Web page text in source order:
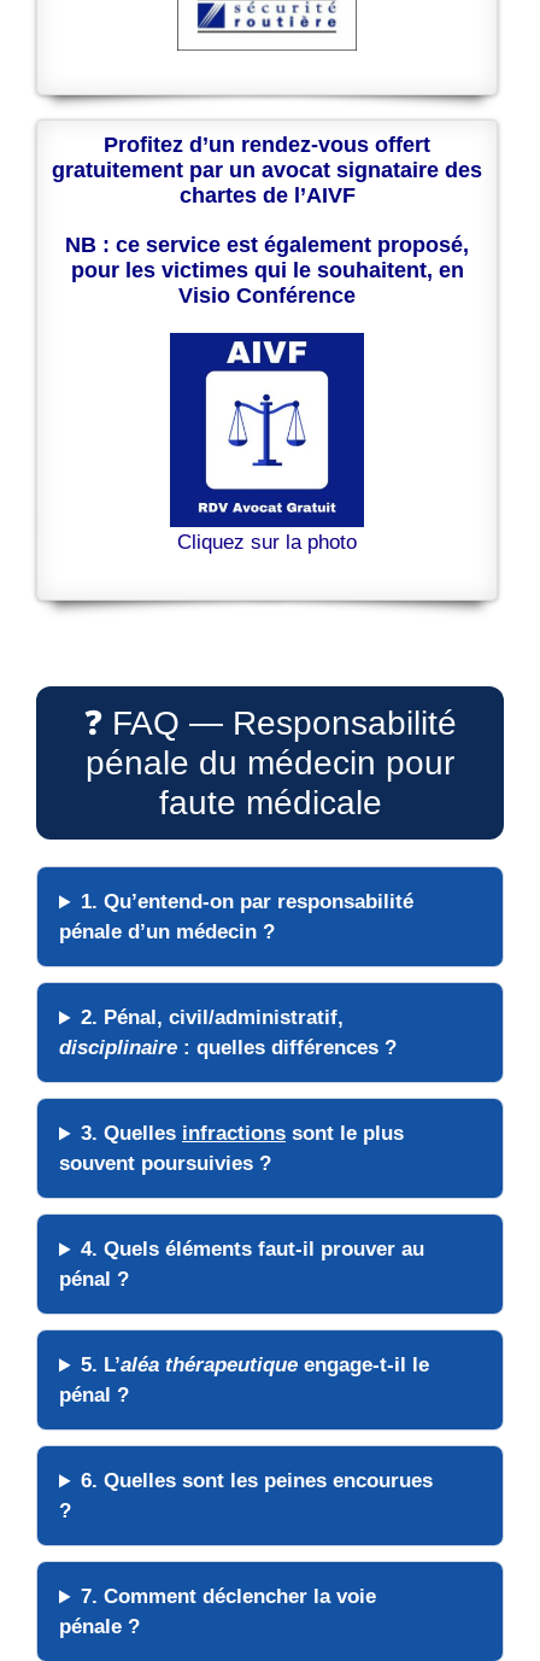
Profitez d’un rendez-vous offert
gratuitement par un avocat signataire des
chartes de l’AIVF
NB : ce service est également proposé,
pour les victimes qui le souhaitent, en
Visio Conférence
Cliquez sur la photo
❓ FAQ — Responsabilité
pénale du médecin pour
faute médicale
1. Qu’entend-on par responsabilité
pénale d’un médecin ?
2. Pénal, civil/administratif,
disciplinaire : quelles différences ?
3. Quelles infractions sont le plus
souvent poursuivies ?
4. Quelséléments faut-il prouver au
pénal ?
5. L’aléa thérapeutique engage-t-il le
pénal ?
6. Quelles sont les peines encourues
?
7. Commentdéclencher la voie
pénale ?